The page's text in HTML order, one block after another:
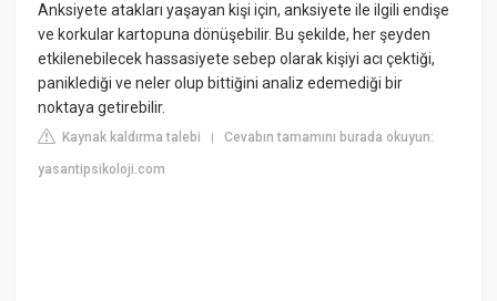
Anksiyete atakları yaşayan kişi için, anksiyete ile ilgili endişe
ve korkular kartopuna dönüşebilir. Bu şekilde, her şeyden
etkilenebilecek hassasiyete sebep olarak kişiyi acı çektiği,
paniklediği ve neler olup bittiğini analiz edemediği bir
noktaya getirebilir.
Kaynak kaldırma talebi |Cevabın tamamını burada okuyun:
yasantipsikoloji.com